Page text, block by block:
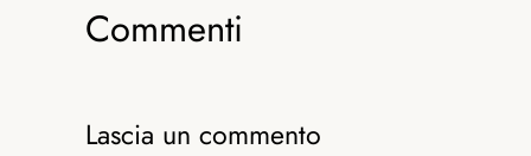
Commenti
Lascia un commento